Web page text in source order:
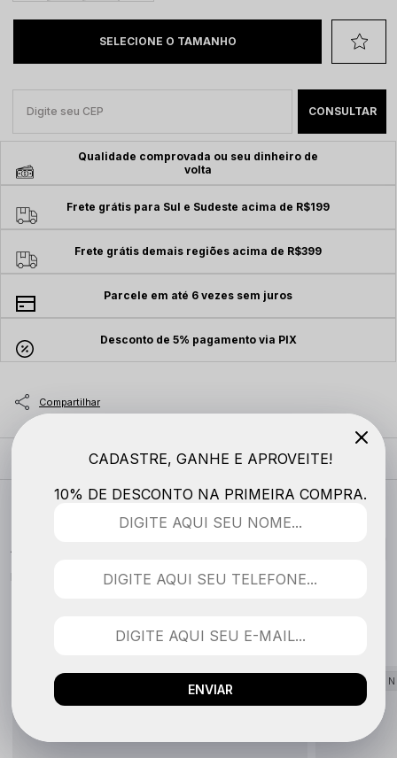
Qualidade comprovada ou seu dinheiro de
volta
Frete grátis para Sul e Sudeste acima de R$199
Frete grátis demais regiões acima de R$399
Parcele em até 6 vezes sem juros
Desconto de 5% pagamento via PIX
MODELO VESTE
DESCRIÇÃO COMPLETA
Nenhuma avaliação cadastrada para esse produto.
QUEM COMPROU VIU TAMBÉM
LANÇAMENTO
CADASTRE, GANHE E APROVEITE!
10% DE DESCONTO NA PRIMEIRA COMPRA.
ENVIAR